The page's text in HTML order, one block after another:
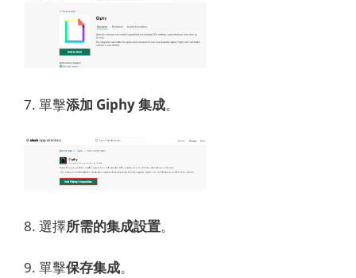
7. 單擊添加 Giphy 集成。
8. 選擇所需的集成設置。
9. 單擊保存集成。